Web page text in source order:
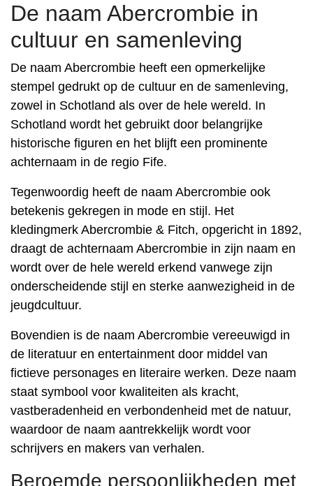
De naam Abercrombie in
cultuur en samenleving
De naam Abercrombie heeft een opmerkelijke
stempel gedrukt op de cultuur en de samenleving,
zowel in Schotland als over de hele wereld. In
Schotland wordt het gebruikt door belangrijke
historische figuren en het blijft een prominente
achternaam in de regio Fife.
Tegenwoordig heeft de naam Abercrombie ook
betekenis gekregen in mode en stijl. Het
kledingmerk Abercrombie & Fitch, opgericht in 1892,
draagt ​​de achternaam Abercrombie in zijn naam en
wordt over de hele wereld erkend vanwege zijn
onderscheidende stijl en sterke aanwezigheid in de
jeugdcultuur.
Bovendien is de naam Abercrombie vereeuwigd in
de literatuur en entertainment door middel van
fictieve personages en literaire werken. Deze naam
staat symbool voor kwaliteiten als kracht,
vastberadenheid en verbondenheid met de natuur,
waardoor de naam aantrekkelijk wordt voor
schrijvers en makers van verhalen.
Beroemde persoonlijkheden met